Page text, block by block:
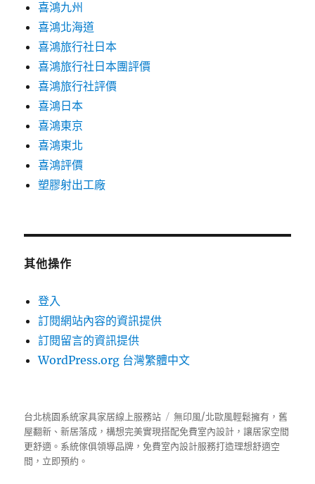
喜鴻九州
喜鴻北海道
喜鴻旅行社日本
喜鴻旅行社日本團評價
喜鴻旅行社評價
喜鴻日本
喜鴻東京
喜鴻東北
喜鴻評價
塑膠射出工廠
其他操作
登入
訂閱網站內容的資訊提供
訂閱留言的資訊提供
WordPress.org 台灣繁體中文
台北桃園系統家具家居線上服務站
無印風/北歐風輕鬆擁有，舊
屋翻新、新居落成，構想完美實現搭配免費室內設計，讓居家空間
更舒適。 系統傢俱領導品牌，免費室內設計服務打造理想舒適空
間，立即預約。